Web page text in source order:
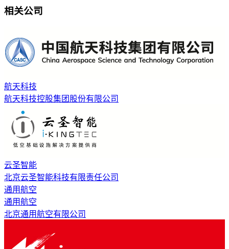
相关公司
航天科技
航天科技控股集团股份有限公司
云圣智能
北京云圣智能科技有限责任公司
通用航空
通用航空
北京通用航空有限公司